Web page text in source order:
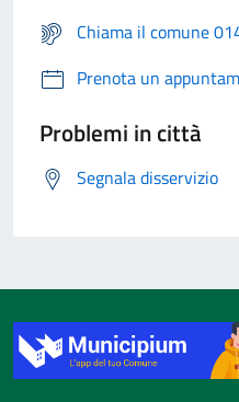
Chiama il comune
Prenota un
Problemi in città
Segnala disservizio